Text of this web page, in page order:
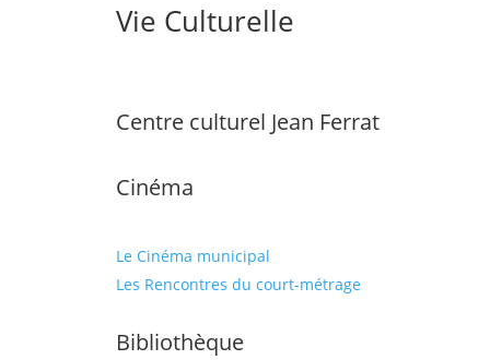
Vie Culturelle
Centre culturel Jean Ferrat
Cinéma
Le Cinéma municipal
Les Rencontres du court-métrage
Bibliothèque